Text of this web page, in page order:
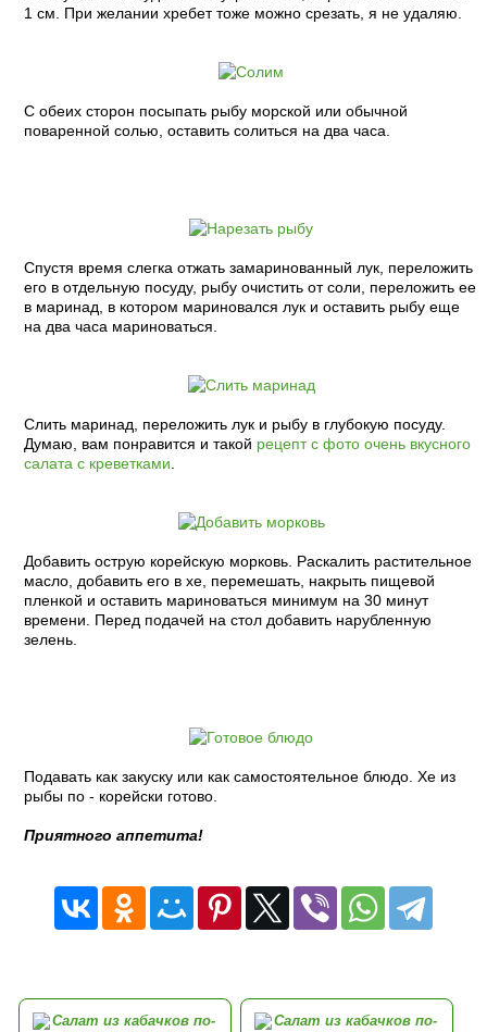
1 см. При желании хребет тоже можно срезать, я не удаляю.
С обеих сторон посыпать рыбу морской или обычной
поваренной солью, оставить солиться на два часа.
Спустя время слегка отжать замаринованный лук, переложить
его в отдельную посуду, рыбу очистить от соли, переложить ее
в маринад, в котором мариновался лук и оставить рыбу еще
на два часа мариноваться.
Слить маринад, переложить лук и рыбу в глубокую посуду.
Думаю, вам понравится и такой рецепт с фото очень вкусного
салата с креветками
Добавить острую корейскую морковь. Раскалить растительное
масло, добавить его в хе, перемешать, накрыть пищевой
пленкой и оставить мариноваться минимум на 30 минут
времени. Перед подачей на стол добавить нарубленную
зелень.
Подавать как закуску или как самостоятельное блюдо. Хе из
рыбы по - корейски готово.
Приятного аппетита!